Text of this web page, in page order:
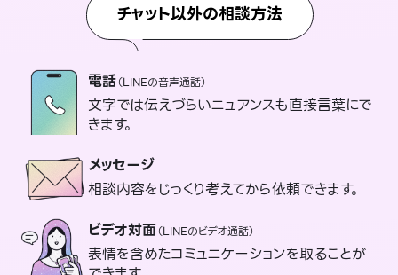
チャット以外の相談方法
電話（LINEの音声通話）
文字では伝えづらいニュアンスも直接言葉にで
きます。
メッセージ
相談内容をじっくり考えてから依頼できます。
ビデオ対面（LINEのビデオ通話）
表情を含めたコミュニケーションを取ることが